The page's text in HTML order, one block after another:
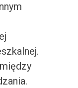
między